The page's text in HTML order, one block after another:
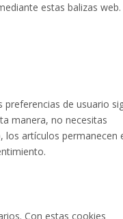
estas balizas web.
de usuario
manera, no necesitas
artículos permanecen
Con estas cookies